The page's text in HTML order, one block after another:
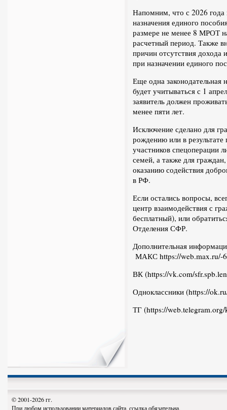
Напомним, что с 2026 года
назначения единого
размере не менее 8 МРОТ
расчетный период. Также
причин отсутствия дохода
при назначении единого
Еще одна законодательная
будет учитываться с 1
заявитель должен
менее пяти лет.
Исключение сделано для
рождению или в
участников спецоперации
семей, а также для
оказанию содействия
в РФ.
Если остались вопросы,
центр взаимодействия с
бесплатный), или
Отделения СФР.
Дополнительная
МАКС https://web.max.ru/-
ВК (https://vk.com/
Одноклассники (https://
ТГ (https://
© 2001-2026 гг.
При любом использовании материалов сайта, ссылка обязательна.